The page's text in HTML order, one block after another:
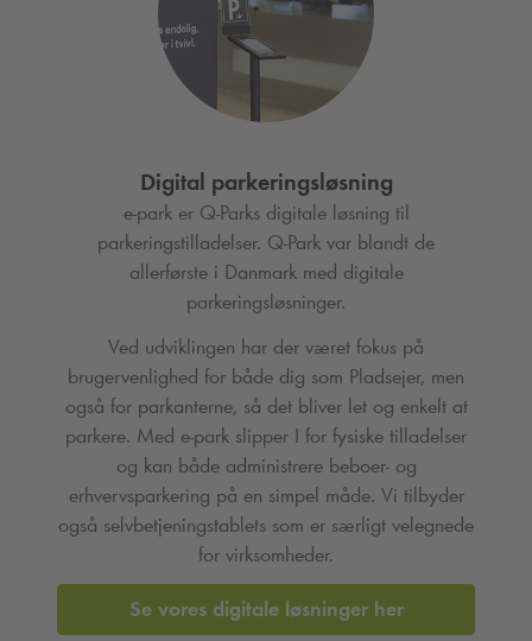
Digital parkeringsløsning
e-park er Q-Parks digitale løsning til
parkeringstilladelser. Q-Park var blandt de
allerførste i Danmark med digitale
parkeringsløsninger.
Ved udviklingen har der været fokus på
brugervenlighed for både dig som Pladsejer, men
også for parkanterne, så det bliver let og enkelt at
parkere. Med e-park slipper I for fysiske tilladelser
og kan både administrere beboer- og
erhvervsparkering på en simpel måde. Vi tilbyder
også selvbetjeningstablets som er særligt velegnede
for virksomheder.
Se vores digitale løsninger her